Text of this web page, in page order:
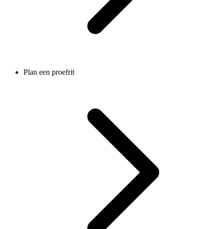
Plan een proefrit